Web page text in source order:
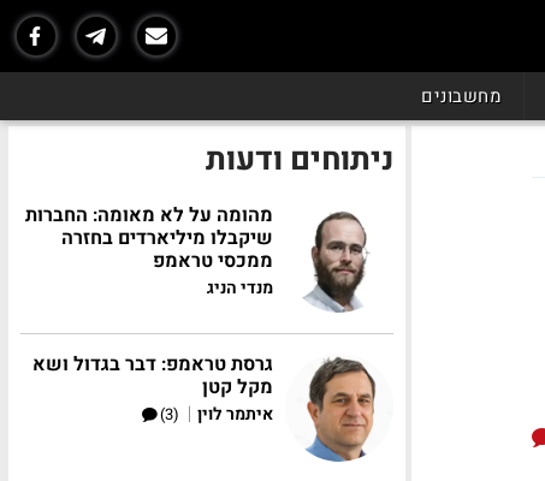
מחשבונים
ניתוחים ודעות
מהומה על לא מאומה: החברות
שיקבלו מיליארדים בחזרה
ממכסי טראמפ
מנדי הניג
גרסת טראמפ: דבר בגדול ושא
מקל קטן
איתמר לוין |
(3)